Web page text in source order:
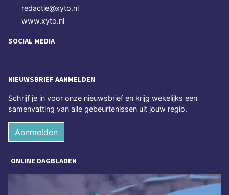
redactie@xyto.nl
www.xyto.nl
SOCIAL MEDIA
NIEUWSBRIEF AANMELDEN
Schrijf je in voor onze nieuwsbrief en krijg wekelijks een
samenvatting van alle gebeurtenissen uit jouw regio.
Aanmelden
ONLINE DAGBLADEN